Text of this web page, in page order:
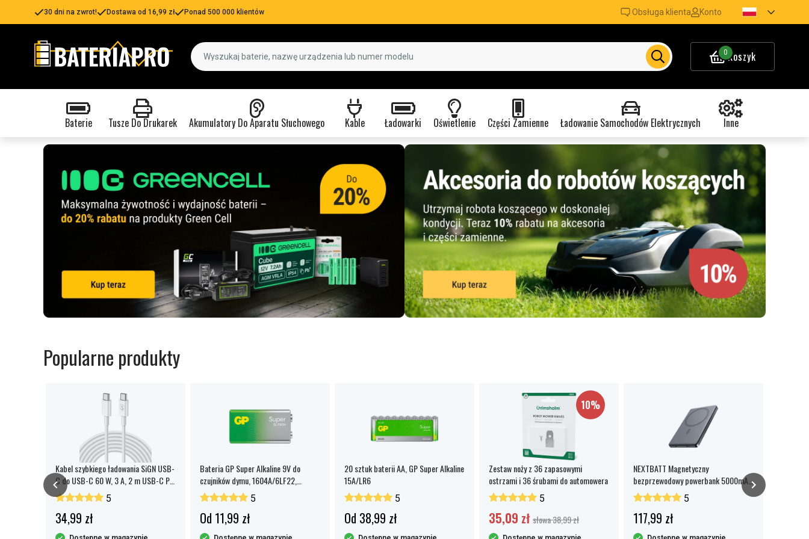
30 dni na zwrot! Dostawa od 16,99 zł Ponad 500 000 klientów Obsługa klienta Konto
0Koszyk
Baterie Tusze Do Drukarek Akumulatory Do Aparatu Słuchowego Kable Ładowarki Oświetlenie Części Zamienne Ładowanie Samochodów Elektrycznych Inne
Popularne produkty
Kabel szybkiego ładowania SiGN USB-
C do USB-C 60 W, 3 A, 2 m USB-C PD
- biały
5
34,99 zł
Bateria GP Super Alkaline 9V do
czujników dymu, 1604A/6LF22,
opakowanie 1 szt.
5
Od 11,99 zł
20 sztuk baterii AA, GP Super Alkaline
15A/LR6
5
Od 38,99 zł
10%
Zestaw noży z 36 zapasowymi
ostrzami i 36 śrubami do automowera
5
35,09 zł słowa 38,99 zł
NEXTBATT Magnetyczny
bezprzewodowy powerbank 5000mAh
20W Ultra Slim 5
117,99 zł